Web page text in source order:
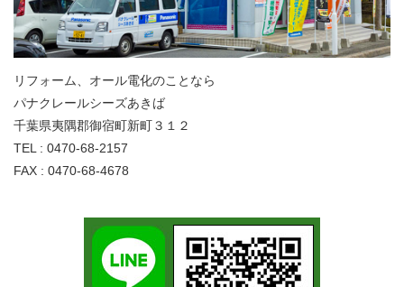
リフォーム、オール電化のことなら
パナクレールシーズあきば
千葉県夷隅郡御宿町新町３１２
TEL : 0470-68-2157
FAX : 0470-68-4678